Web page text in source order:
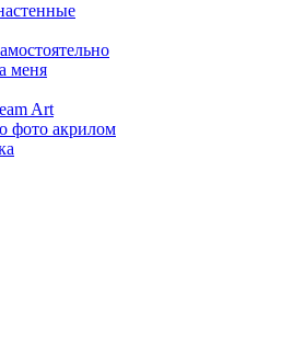
меня
Art
фото акрилом